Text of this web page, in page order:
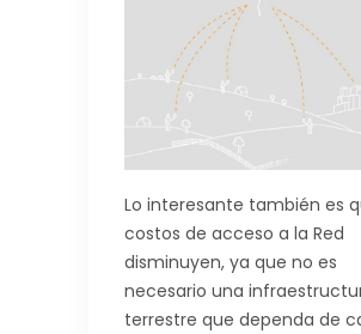
Lo interesante también es
costos de acceso a la Red
disminuyen, ya que no es
necesario una
terrestre que dependa de